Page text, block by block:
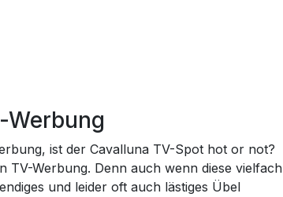
Werbung
ist der Cavalluna TV-Spot hot or not?
TV-Werbung. Denn auch wenn diese vielfach
und leider oft auch lästiges Übel